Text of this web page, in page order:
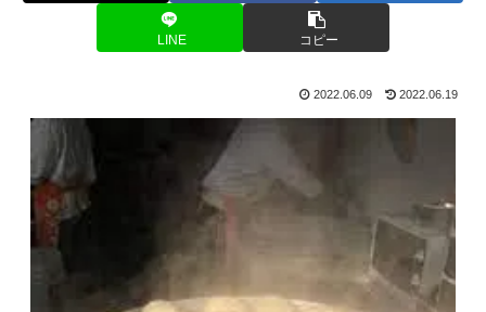
LINE コピー
2022.06.09 2022.06.19